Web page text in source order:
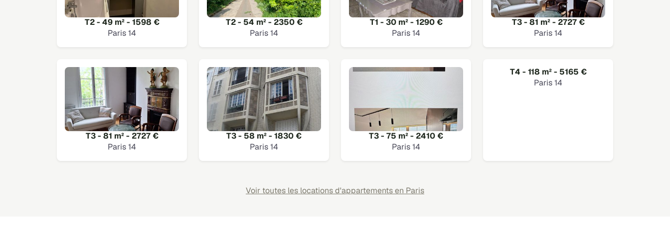
T2 - 49 m² - 1598 €
Paris 14
T2 - 54 m² - 2350 €
Paris 14
T1 - 30 m² - 1290 €
Paris 14
T3 - 81 m² - 2727 €
Paris 14
T3 - 81 m² - 2727 €
Paris 14
T3 - 58 m² - 1830 €
Paris 14
T3 - 75 m² - 2410 €
Paris 14
T4 - 118 m² - 5165 €
Paris 14
Voir toutes les locations d'appartements en Paris